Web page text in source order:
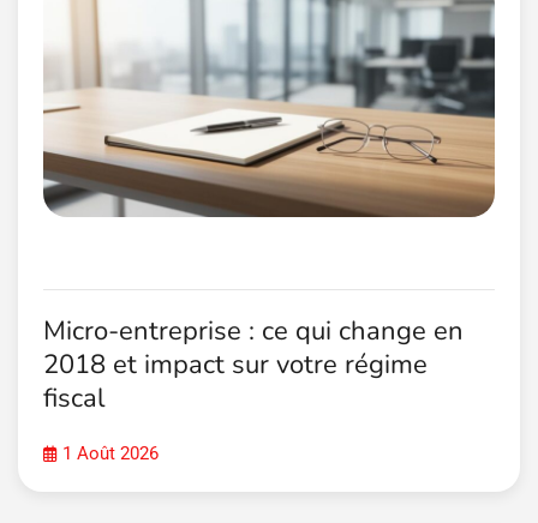
Micro-entreprise : ce qui change en
2018 et impact sur votre régime
fiscal
1 Août 2026